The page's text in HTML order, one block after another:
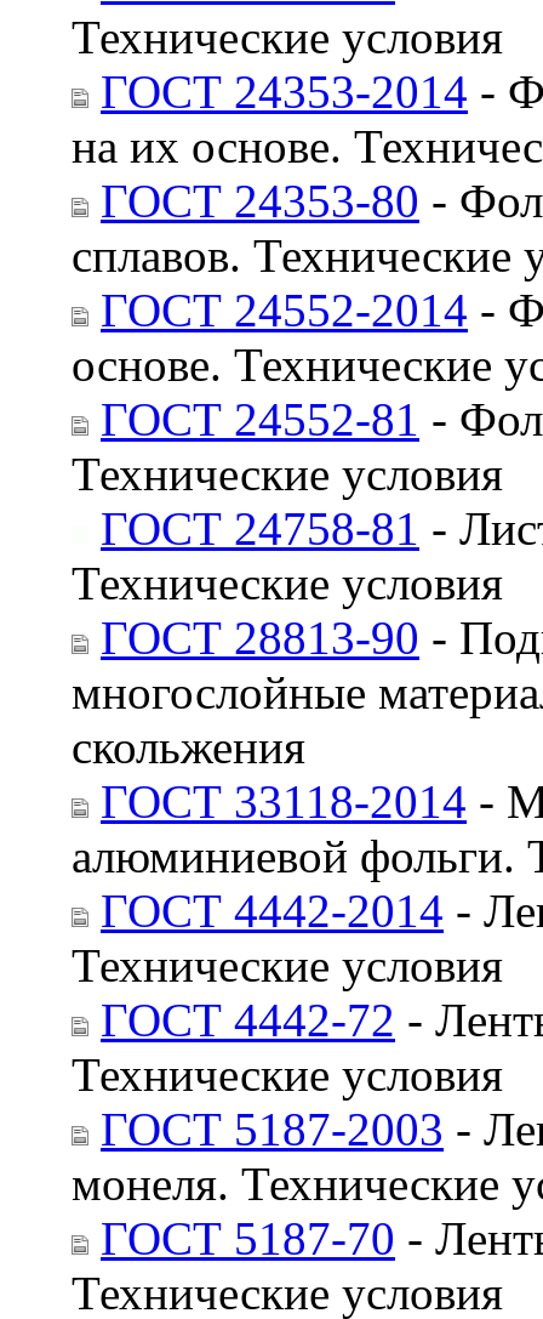
Технические условия
ГОСТ 24353-2014 -
на их основе.
ГОСТ 24353-80 -
сплавов. Технические
ГОСТ 24552-2014 -
основе. Технические
ГОСТ 24552-81 -
Технические условия
ГОСТ 24758-81 -
Технические условия
ГОСТ 28813-90 -
многослойные
скольжения
ГОСТ 33118-2014 -
алюминиевой фольги.
ГОСТ 4442-2014 -
Технические условия
ГОСТ 4442-72 -
Технические условия
ГОСТ 5187-2003 -
монеля. Технические
ГОСТ 5187-70 -
Технические условия